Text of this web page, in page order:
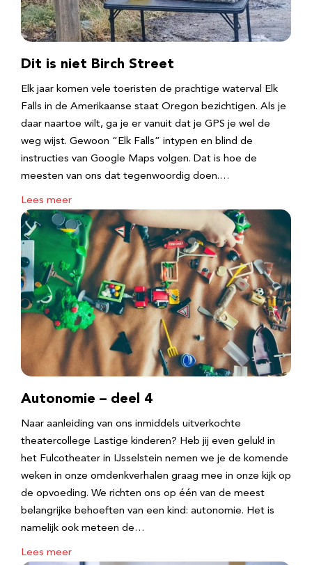
Dit is niet Birch Street
Elk jaar komen vele toeristen de prachtige waterval Elk
Falls in de Amerikaanse staat Oregon bezichtigen. Als je
daar naartoe wilt, ga je er vanuit dat je GPS je wel de
weg wijst. Gewoon “Elk Falls” intypen en blind de
instructies van Google Maps volgen. Dat is hoe de
meesten van ons dat tegenwoordig doen.…
Lees meer
Autonomie – deel 4
Naar aanleiding van ons inmiddels uitverkochte
theatercollege Lastige kinderen? Heb jij even geluk! in
het Fulcotheater in IJsselstein nemen we je de komende
weken in onze omdenkverhalen graag mee in onze kijk op
de opvoeding. We richten ons op één van de meest
belangrijke behoeften van een kind: autonomie. Het is
namelijk ook meteen de…
Lees meer